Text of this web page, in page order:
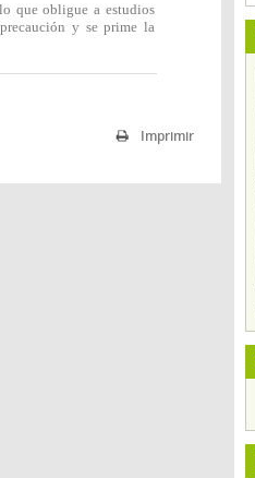
que obligue a estudios
y se prime la
Imprimir